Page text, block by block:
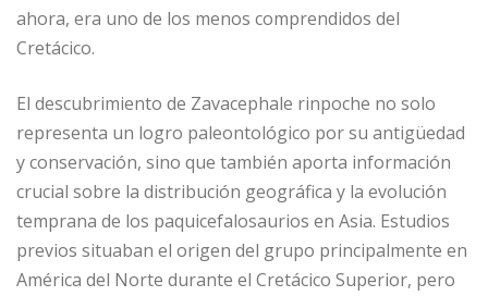
ahora, era uno de los menos comprendidos del
Cretácico.
El descubrimiento de Zavacephale rinpoche no solo
representa un logro paleontológico por su antigüedad
y conservación, sino que también aporta información
crucial sobre la distribución geográfica y la evolución
temprana de los paquicefalosaurios en Asia. Estudios
previos situaban el origen del grupo principalmente en
América del Norte durante el Cretácico Superior, pero